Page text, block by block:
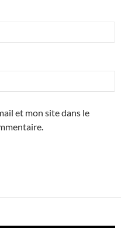
et mon site dans le